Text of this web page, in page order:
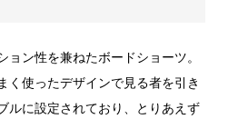
ン性を兼ねたボードショーツ。
く使ったデザインで見る者を引き
ルに設定されており、とりあえず